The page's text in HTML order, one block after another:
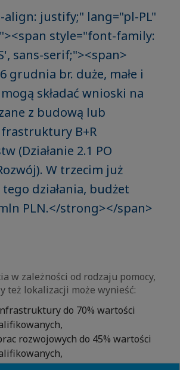
align: justify;" lang="pl-PL"
style="font-family:
sans-serif;"><span>
grudnia br. duże, małe i
składać wnioski na
z budową lub
B+R
(Działanie 2.1 PO
W trzecim już
działania, budżet
PLN.</strong></span>
w zależności od rodzaju pomocy,
też lokalizacji może wynieść:
do 70% wartości
rozwojowych do 45% wartości
do 45% wartości kosztów